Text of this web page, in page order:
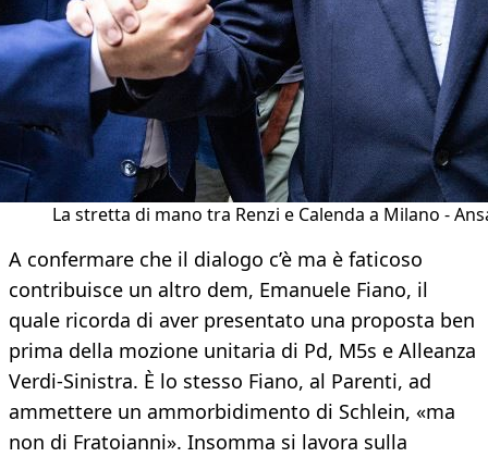
La stretta di mano tra Renzi e Calenda a Milano -
A confermare che il dialogo c’è ma è faticoso
contribuisce un altro dem, Emanuele Fiano, il
quale ricorda di aver presentato una proposta ben
prima della mozione unitaria di Pd, M5s e Alleanza
Verdi-Sinistra. È lo stesso Fiano, al Parenti, ad
ammettere un ammorbidimento di Schlein, «ma
non di Fratoianni». Insomma si lavora sulla